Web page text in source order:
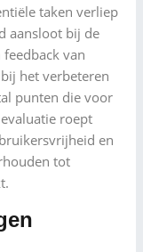
taken verliep
aansloot bij de
van
het verbeteren
punten die voor
roept
en
tot